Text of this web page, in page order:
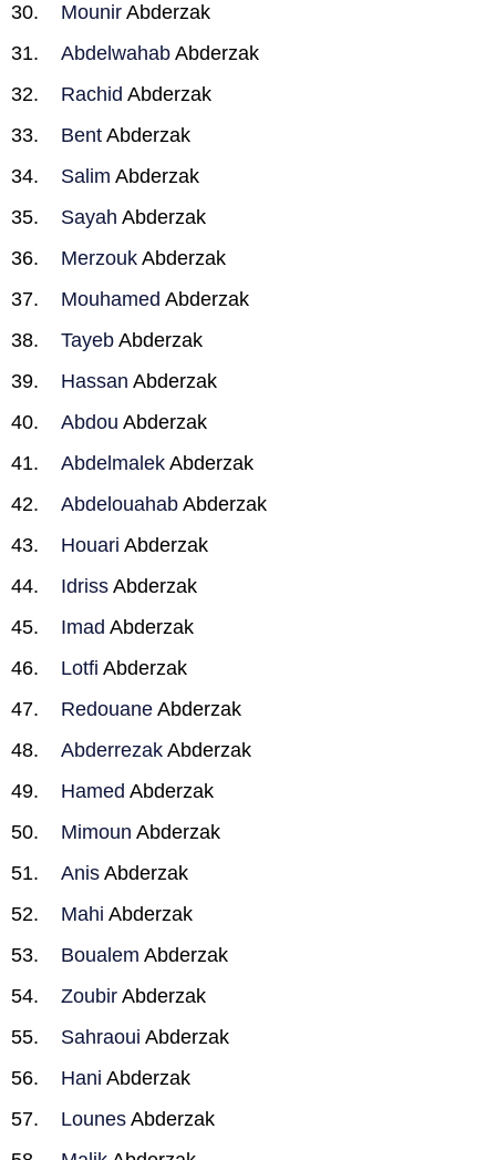
Mounir Abderzak
Abdelwahab Abderzak
Rachid Abderzak
Bent Abderzak
Salim Abderzak
Sayah Abderzak
Merzouk Abderzak
Mouhamed Abderzak
Tayeb Abderzak
Hassan Abderzak
Abdou Abderzak
Abdelmalek Abderzak
Abdelouahab Abderzak
Houari Abderzak
Idriss Abderzak
Imad Abderzak
Lotfi Abderzak
Redouane Abderzak
Abderrezak Abderzak
Hamed Abderzak
Mimoun Abderzak
Anis Abderzak
Mahi Abderzak
Boualem Abderzak
Zoubir Abderzak
Sahraoui Abderzak
Hani Abderzak
Lounes Abderzak